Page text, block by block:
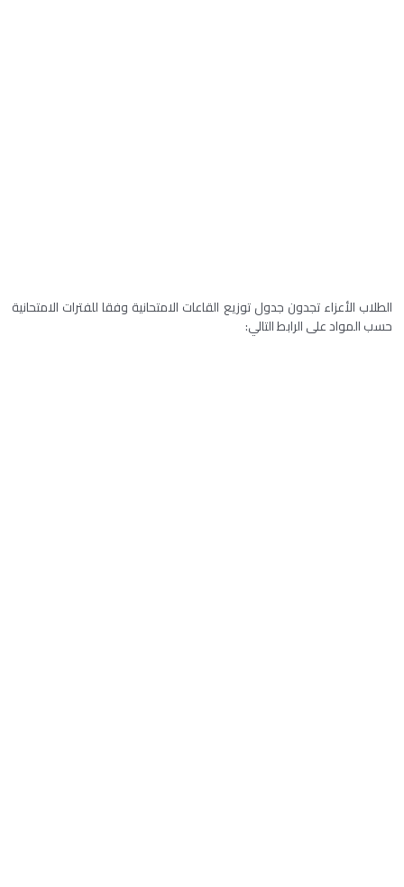
الطلاب الأعزاء تجدون جدول توزيع القاعات الامتحانية وفقا للفترات الامتحانية
حسب المواد على الرابط التالي: